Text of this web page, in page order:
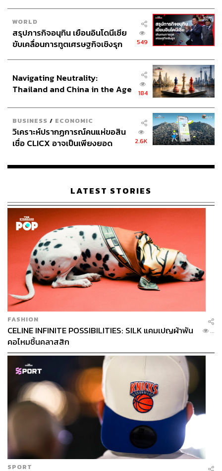
โปรแกรมนี้ช่วยปลุกและเสริมพลังภายในของแต่ละบุคคล
ไม่ใช่แค่การนวดคลายเครียดทั่วไป แต่มุ่งเน้นการฟื้นฟู
ร่างกาย ปรับสมดุลอารมณ์ และชำระจิตใจ ผ่านการผสม
ผสานภูมิปัญญาไทย ศาสตร์อายุรเวท พลังหินบำบัด และ
สุคนธบำบัด
WORLD
สรุปภารกิจอนุทิน เยือนอินโดนีเซีย
ขับเคลื่อนการทูตเศรษฐกิจเชิงรุก
549
Navigating Neutrality:
Thailand and China in the Age
184
BUSINESS / ECONOMIC
วิเคราะห์ปรากฏการณ์คนแห่ขอสิน
เชื่อ CLICX อาจเป็นเพียงยอด
เรือนไทยที่ถูกซุกไว้
2.6K
LATEST STORIES
FASHION
CELINE INFINITE POSSIBILITIES: SILK แคมเปญผ้าพัน
คอไหมชิ้นคลาสสิก
...
SPORT